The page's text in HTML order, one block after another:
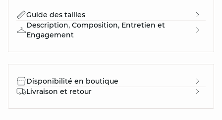
Guide des tailles
Description, Composition, Entretien et
Engagement
Disponibilité en boutique
Livraison et retour